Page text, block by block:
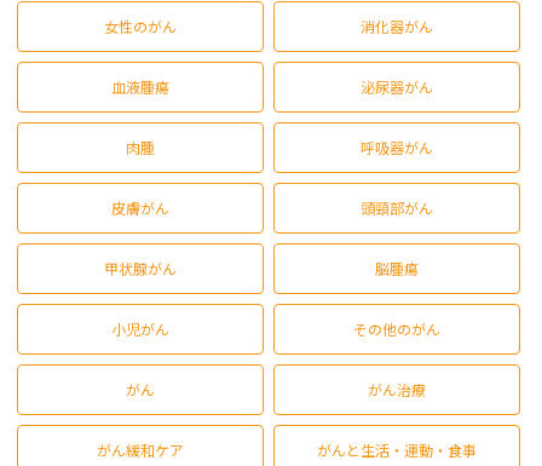
女性のがん 消化器がん
血液腫瘍 泌尿器がん
肉腫 呼吸器がん
皮膚がん 頭頸部がん
甲状腺がん 脳腫瘍
小児がん その他のがん
がん がん治療
がん緩和ケア がんと生活・運動・食事